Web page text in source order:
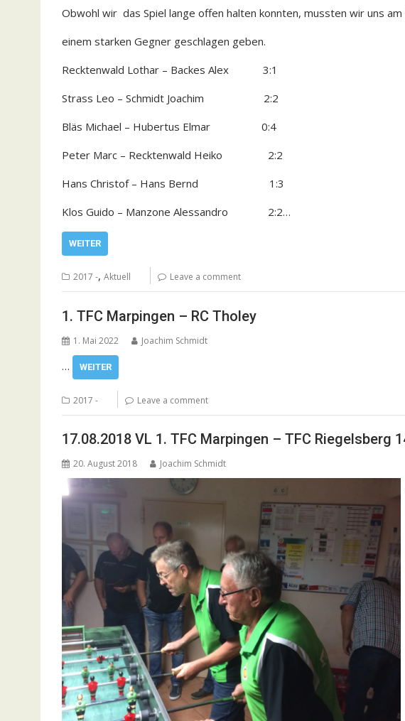
Obwohl wir das Spiel lange offen halten konnten, mussten wir uns am
einem starken Gegner geschlagen geben.
Recktenwald Lothar – Backes Alex 3:1
Strass Leo – Schmidt Joachim 2:2
Bläs Michael – Hubertus Elmar 0:4
Peter Marc – Recktenwald Heiko 2:2
Hans Christof – Hans Bernd 1:3
Klos Guido – Manzone Alessandro 2:2…
WEITER
2017 -, Aktuell Leave a comment
1. TFC Marpingen – RC Tholey
1. Mai 2022 Joachim Schmidt
… WEITER
2017 - Leave a comment
17.08.2018 VL 1. TFC Marpingen – TFC Riegelsberg
20. August 2018 Joachim Schmidt